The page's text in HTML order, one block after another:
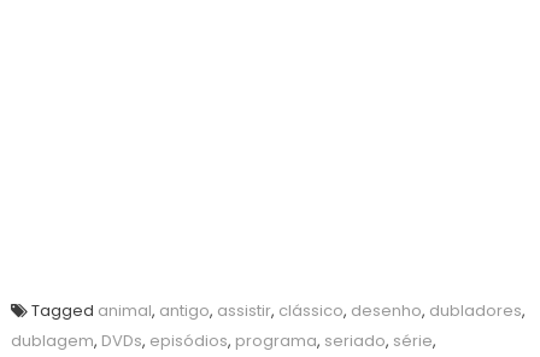
Tagged animal, antigo, assistir, clássico, desenho, dubladores,
dublagem, DVDs, episódios, programa, seriado, série,